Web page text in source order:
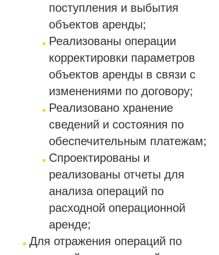
поступления и выбытия
объектов аренды;
Реализованы операции
корректировки параметров
объектов аренды в связи с
изменениями по договору;
Реализовано хранение
сведений и состояния по
обеспечительным платежам;
Спроектированы и
реализованы отчеты для
анализа операций по
расходной операционной
аренде;
Для отражения операций по